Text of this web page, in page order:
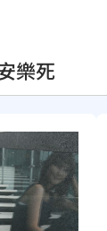
樂死